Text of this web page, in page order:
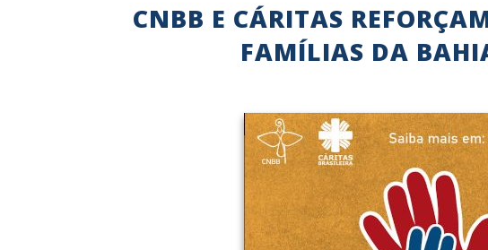
CNBB E CÁRITAS
FAMÍLIAS DA